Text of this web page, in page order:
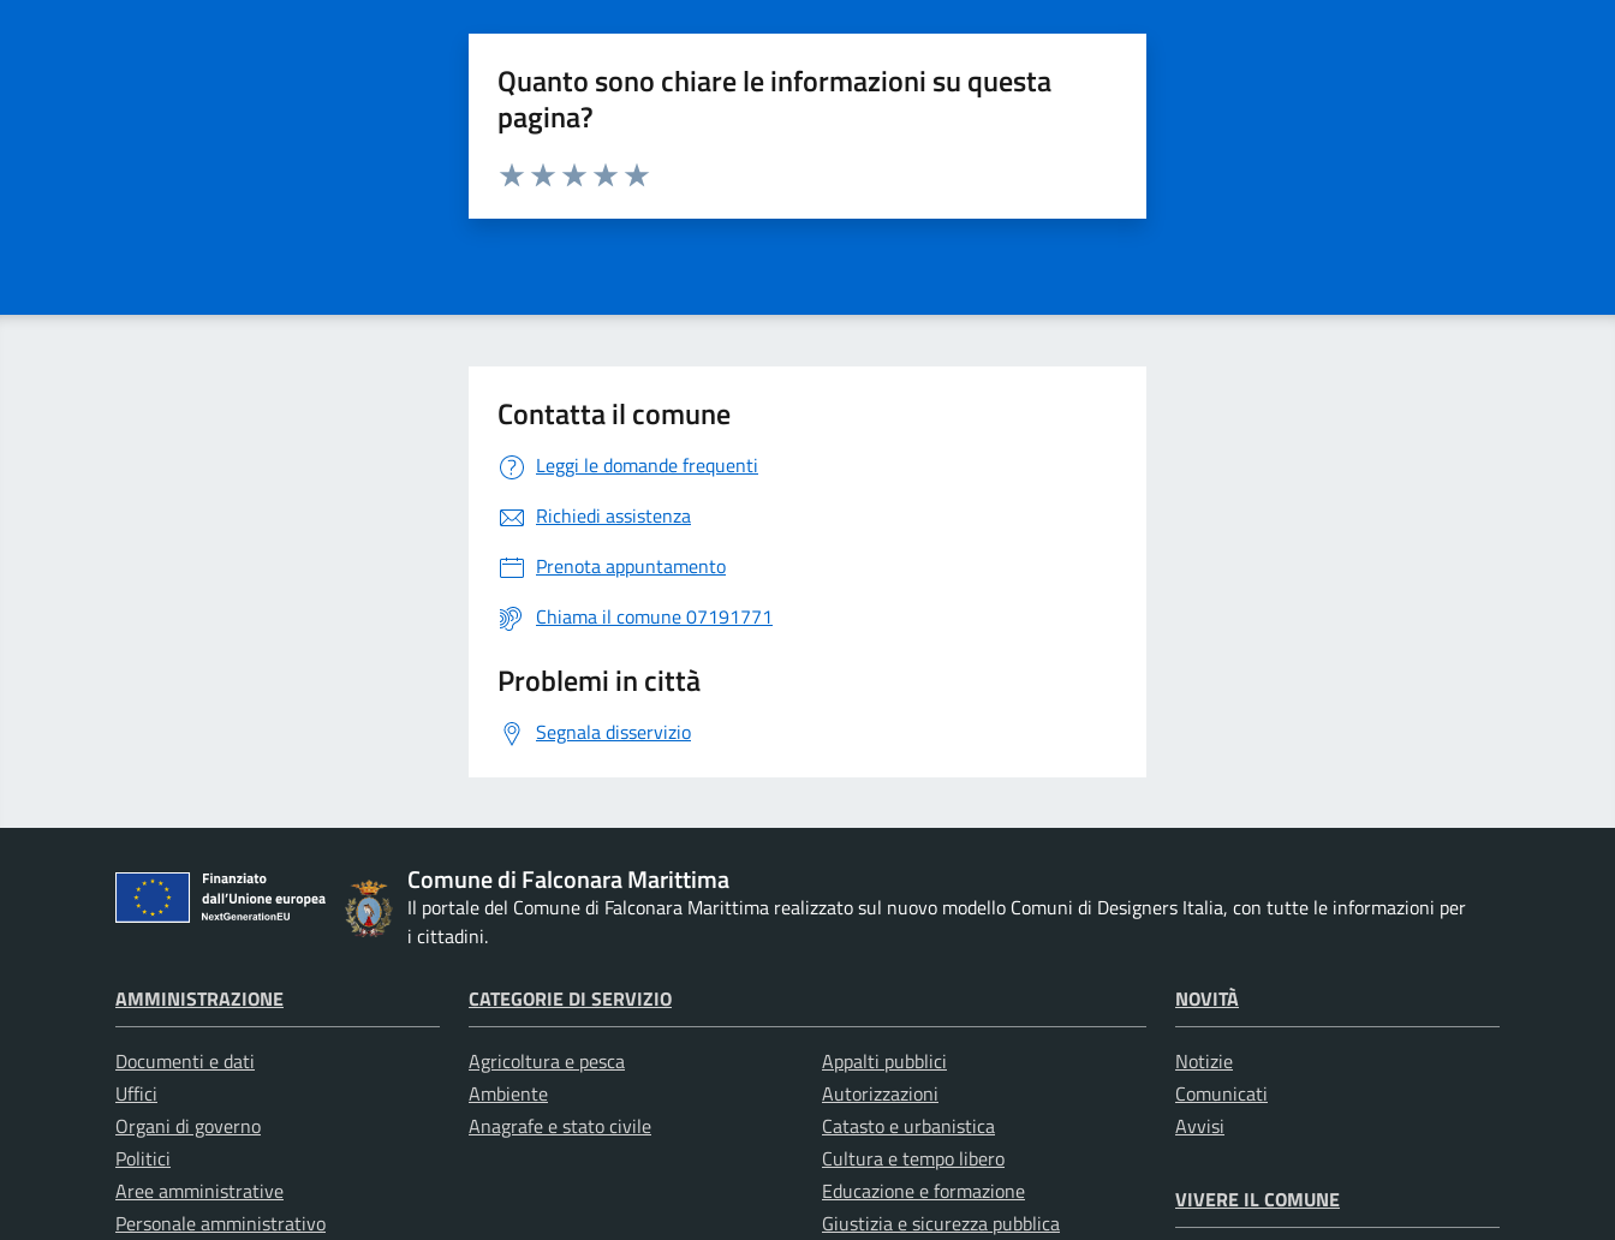
Quanto sono chiare le informazioni su questa
pagina?
Valuta da 1 a 5 stelle la pagina
Contatta il comune
Leggi le domande frequenti
Richiedi assistenza
Prenota appuntamento
Chiama il comune 07191771
Problemi in città
Segnala disservizio
Comune di Falconara Marittima
Il portale del Comune di Falconara Marittima realizzato sul nuovo modello Comuni di Designers Italia, con tutte le informazioni per
i cittadini.
AMMINISTRAZIONE
Documenti e dati
Uffici
Organi di governo
Politici
Aree amministrative
Personale amministrativo
CATEGORIE DI SERVIZIO
Agricoltura e pesca
Ambiente
Anagrafe e stato civile
Appalti pubblici
Autorizzazioni
Catasto e urbanistica
Cultura e tempo libero
Educazione e formazione
Giustizia e sicurezza pubblica
NOVITÀ
Notizie
Comunicati
Avvisi
VIVERE IL COMUNE